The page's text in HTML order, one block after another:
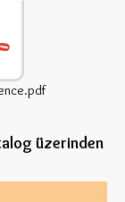
üzerinden